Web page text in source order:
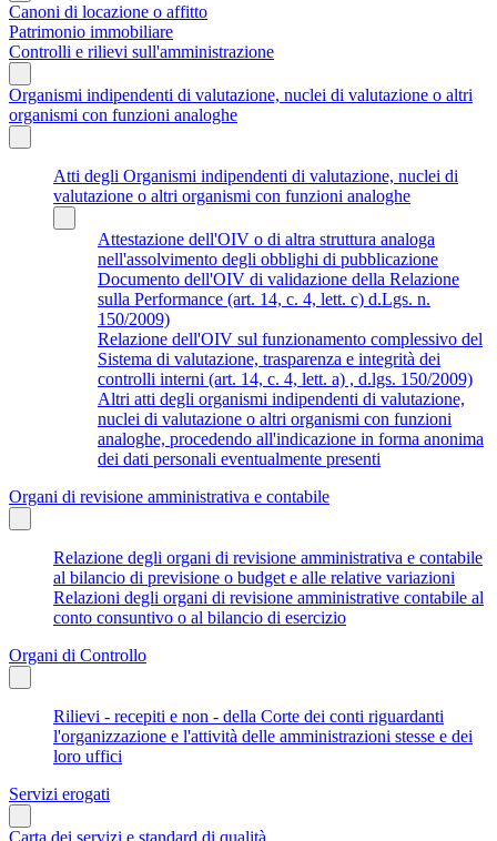
Canoni di locazione o affitto
Patrimonio immobiliare
Controlli e rilievi sull'amministrazione
Organismi indipendenti di valutazione, nuclei di valutazione o altri
organismi con funzioni analoghe
Atti degli Organismi indipendenti di valutazione, nuclei di
valutazione o altri organismi con funzioni analoghe
Attestazione dell'OIV o di altra struttura analoga
nell'assolvimento degli obblighi di pubblicazione
Documento dell'OIV di validazione della Relazione
sulla Performance (art. 14, c. 4, lett. c) d.Lgs. n.
150/2009)
Relazione dell'OIV sul funzionamento complessivo del
Sistema di valutazione, trasparenza e integrità dei
controlli interni (art. 14, c. 4, lett. a) , d.lgs. 150/2009)
Altri atti degli organismi indipendenti di valutazione,
nuclei di valutazione o altri organismi con funzioni
analoghe, procedendo all'indicazione in forma anonima
dei dati personali eventualmente presenti
Organi di revisione amministrativa e contabile
Relazione degli organi di revisione amministrativa e contabile
al bilancio di previsione o budget e alle relative variazioni
Relazioni degli organi di revisione amministrative contabile al
conto consuntivo o al bilancio di esercizio
Organi di Controllo
Rilievi - recepiti e non - della Corte dei conti riguardanti
l'organizzazione e l'attività delle amministrazioni stesse e dei
loro uffici
Servizi erogati
Carta dei servizi e standard di qualità